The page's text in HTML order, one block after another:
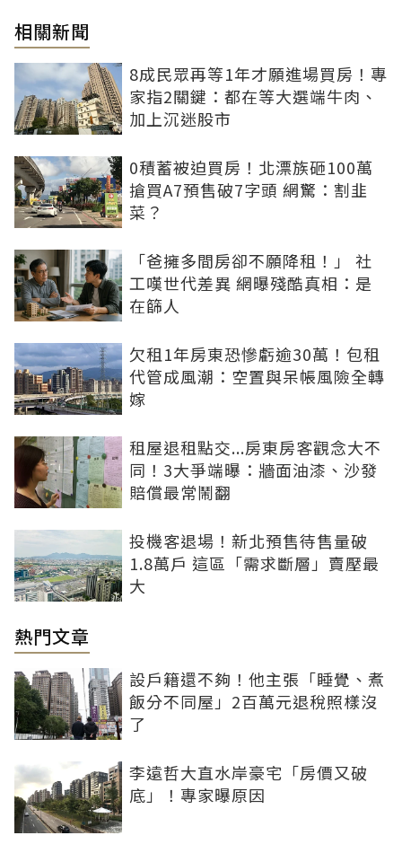
相關新聞
8成民眾再等1年才願進場買房！專
家指2關鍵：都在等大選端牛肉、
加上沉迷股市
0積蓄被迫買房！北漂族砸100萬
搶買A7預售破7字頭 網驚：割韭
菜？
「爸擁多間房卻不願降租！」 社
工嘆世代差異 網曝殘酷真相：是
在篩人
欠租1年房東恐慘虧逾30萬！包租
代管成風潮：空置與呆帳風險全轉
嫁
租屋退租點交...房東房客觀念大不
同！3大爭端曝：牆面油漆、沙發
賠償最常鬧翻
投機客退場！新北預售待售量破
1.8萬戶 這區「需求斷層」賣壓最
大
熱門文章
設戶籍還不夠！他主張「睡覺、煮
飯分不同屋」2百萬元退稅照樣沒
了
李遠哲大直水岸豪宅「房價又破
底」！專家曝原因